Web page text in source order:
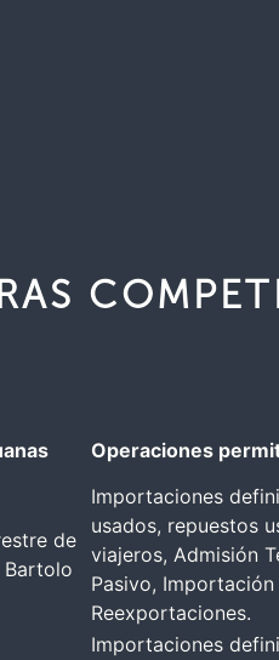
Operaciones
de
Bartolo
Importaciones
usados, repuestos
viajeros, Admisión
Pasivo, Importación
Reexportaciones.
Importaciones